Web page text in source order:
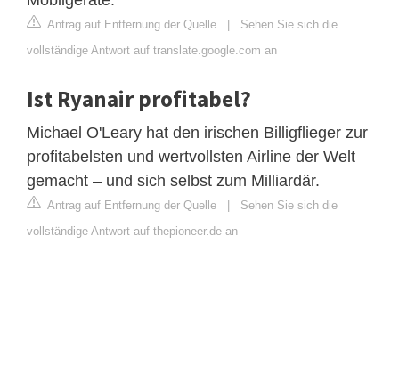
Antrag auf Entfernung der Quelle
Sehen Sie sich die
vollständige Antwort auf translate.google.com an
Ist Ryanair profitabel?
Michael O'Leary hat den irischen Billigflieger zur
profitabelsten und wertvollsten Airline der Welt
gemacht – und sich selbst zum Milliardär.
Antrag auf Entfernung der Quelle
Sehen Sie sich die
vollständige Antwort auf thepioneer.de an